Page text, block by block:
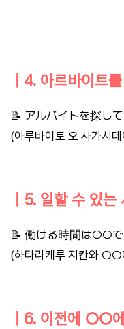
ㅣ4. 아르바이트
📝 アルバイトを探して
(아루바이토 오 사가시
ㅣ5. 일할 수 있
📝 働ける時間は○○で
(하타라케루 지칸와 ○○
ㅣ6. 이전에 ○○